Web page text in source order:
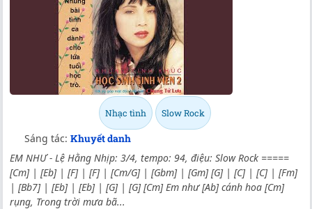
Nhạc tình Slow Rock
Sáng tác: Khuyết danh
EM NHƯ - Lệ Hằng Nhịp: 3/4, tempo: 94, điệu: Slow Rock =====
[Cm] | [Eb] | [F] | [F] | [Cm/G] | [Gbm] | [Gm] [G] | [C] | [C] | [Fm]
| [Bb7] | [Eb] | [Eb] | [G] | [G] [Cm] Em như [Ab] cánh hoa [Cm]
rụng, Trong trời mưa bã...